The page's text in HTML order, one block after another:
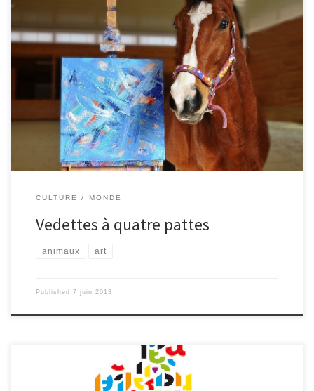
L’art est-il le propre de l’homme? Pas si sur… Voici l’histoire de
trois animaux et de leur créativité pour le moins surprenante. Aux
États-Unis, Métro Météor, un cheval de course âgé de 10 ans, est
forcé d’arrêter de courir pour un problème de genoux.
Heureusement, un peintre du village a su lui trouver un autre loisir :
la peinture. Il revend aujourd’hui ses œuvres entre 60 et 650€ :
cette somme servira, pour une part, à opérer ce cheval, […]
CULTURE MONDE
Vedettes à quatre pattes
animaux art
Published 7 juin 2013
Pour cette année 2013, la ville de Marseille a été élue capitale